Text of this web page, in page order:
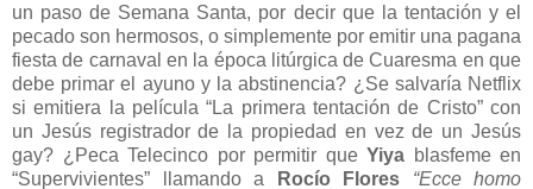
un paso de Semana Santa, por decir que la tentación y el
pecado son hermosos, o simplemente por emitir una pagana
fiesta de carnaval en la época litúrgica de Cuaresma en que
debe primar el ayuno y la abstinencia? ¿Se salvaría Netflix
si emitiera la película “La primera tentación de Cristo” con
un Jesús registrador de la propiedad en vez de un Jesús
gay? ¿Peca Telecinco por permitir que Yiya blasfeme en
“Supervivientes” llamando a
Rocío Flores “Ecce homo